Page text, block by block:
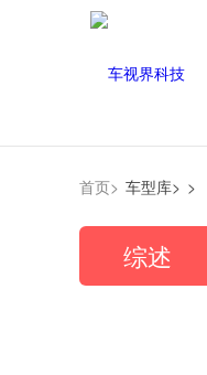
首页> 车型库> >
综述